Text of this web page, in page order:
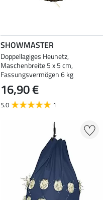
SHOWMASTER
Doppellagiges Heunetz,
Maschenbreite 5 x 5 cm,
Fassungsvermögen 6 kg
16,90 €
5.0 1